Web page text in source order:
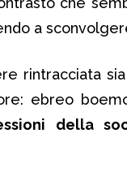
a
rintracciata
ebreo
della